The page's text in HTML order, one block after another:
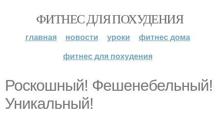
ФИТНЕС ДЛЯ ПОХУДЕНИЯ
главная новости уроки
фитнес дома
фитнес для похудения
Роскошный! Фешенебельный!
Уникальный!